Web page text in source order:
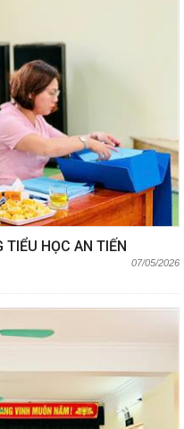
HỌC AN TIẾN
07/05/2026